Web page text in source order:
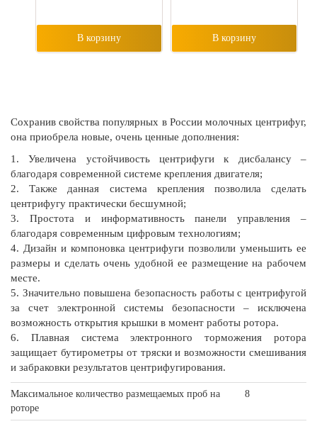
В корзину В корзину
Сохранив свойства популярных в России молочных центрифуг,
она приобрела новые, очень ценные дополнения:
1. Увеличена устойчивость центрифуги к дисбалансу –
благодаря современной системе крепления двигателя;
2. Также данная система крепления позволила сделать
центрифугу практически бесшумной;
3. Простота и информативность панели управления –
благодаря современным цифровым технологиям;
4. Дизайн и компоновка центрифуги позволили уменьшить ее
размеры и сделать очень удобной ее размещение на рабочем
месте.
5. Значительно повышена безопасность работы с центрифугой
за счет электронной системы безопасности – исключена
возможность открытия крышки в момент работы ротора.
6. Плавная система электронного торможения ротора
защищает бутирометры от тряски и возможности смешивания
и забраковки результатов центрифугирования.
Максимальное количество размещаемых проб на
роторе
8